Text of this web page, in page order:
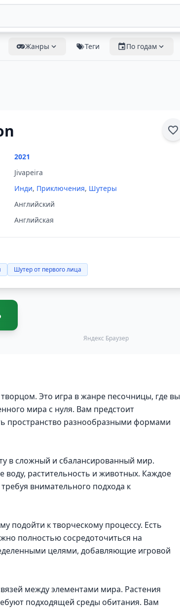
Жанры Теги По годам
2021
Jivapeira
Инди, Приключения, Шутеры
Английский
Английская
Шутер от первого лица
Яндекс Браузер
Это игра в жанре песочницы, где вы
мира с нуля. Вам предстоит
пространство разнообразными формами
в сложный и сбалансированный мир.
растительность и животных. Каждое
внимательного подхода к
подойти к творческому процессу. Есть
полностью сосредоточиться на
целями, добавляющие игровой
между элементами мира. Растения
подходящей среды обитания. Вам